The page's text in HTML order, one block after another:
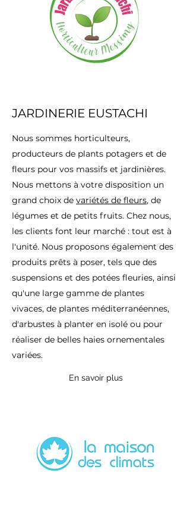
JARDINERIE EUSTACHI
Nous sommes horticulteurs,
producteurs de plants potagers et de
fleurs pour vos massifs et jardinières.
Nous mettons à votre disposition un
grand choix de variétés de fleurs, de
légumes et de petits fruits. Chez nous,
les clients font leur marché : tout est à
l'unité. Nous proposons également des
produits prêts à poser, tels que des
suspensions et des potées fleuries, ainsi
qu'une large gamme de plantes
vivaces, de plantes méditerranéennes,
d'arbustes à planter en isolé ou pour
réaliser de belles haies ornementales
variées.
En savoir plus